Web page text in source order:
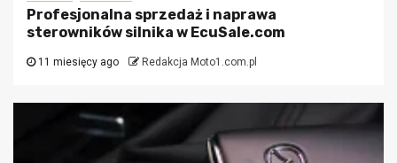
Profesjonalna sprzedaż i naprawa
sterowników silnika w EcuSale.com
11 miesięcy ago Redakcja Moto1.com.pl